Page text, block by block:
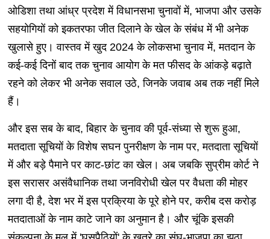
ओडिशा तथा आंध्र प्रदेश में विधानसभा चुनावों में, भाजपा और उसके
सहयोगियों को इकतरफा जीत दिलाने के खेल के संबंध में भी अनेक
खुलासे हुए। वास्तव में खुद 2024 के लोकसभा चुनाव में, मतदान के
कई-कई दिनों बाद तक चुनाव आयोग के मत फीसद के आंकड़े बढ़ाते
रहने को लेकर भी अनेक सवाल उठे, जिनके जवाब अब तक नहीं मिले
हैं।
और इस सब के बाद, बिहार के चुनाव की पूर्व-संध्या से शुरू हुआ,
मतदाता सूचियों के विशेष सघन पुनरीक्षण के नाम पर, मतदाता सूचियों
में और बड़े पैमाने पर काट-छांट का खेल। अब जबकि सुप्रीम कोर्ट ने
इस सरासर असंवैधानिक तथा जनविरोधी खेल पर वैधता की मोहर
लगा दी है, देश भर में इस प्रक्रिया के पूरे होने पर, करीब दस करोड़
मतदाताओं के नाम काटे जाने का अनुमान है। और चूंकि इसकी